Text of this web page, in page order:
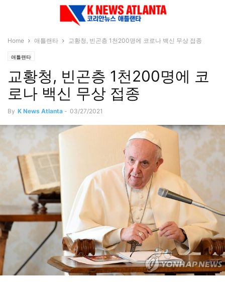
Home 애틀랜타 교황청, 빈곤층 1천200명에 코로나 백신 무상 접종
애틀랜타
교황청, 빈곤층 1천200명에 코
로나 백신 무상 접종
By K News Atlanta - 03/27/2021